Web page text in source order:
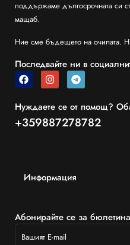
поддържаме дългосрочната си
мащаб.
Ние сме бъдещето на очилата.
Последвайте ни в
Нуждаете се от помощ?
+359887278782
Информация
Абонирайте се за бюлетина